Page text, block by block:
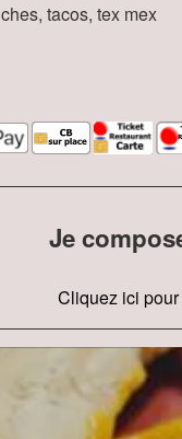
tacos, tex mex
Je
Cliquez ici